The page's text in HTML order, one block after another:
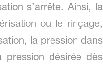
s’arrête. Ainsi, la
ou le rinçage,
la pression dans
désirée dès